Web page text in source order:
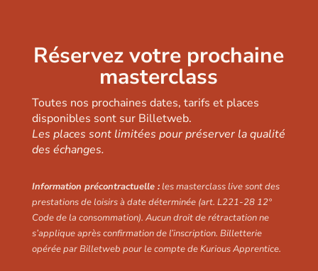
Réservez votre prochaine
masterclass
Toutes nos prochaines dates, tarifs et places
disponibles sont sur Billetweb.
Les places sont limitées pour préserver la qualité
des échanges.
Information précontractuelle :les masterclass live sont des
prestations de loisirs à date déterminée (art. L221-28 12°
Code de la consommation). Aucun droit de rétractation ne
s’applique après confirmation de l’inscription. Billetterie
opérée par Billetweb pour le compte de Kurious Apprentice.